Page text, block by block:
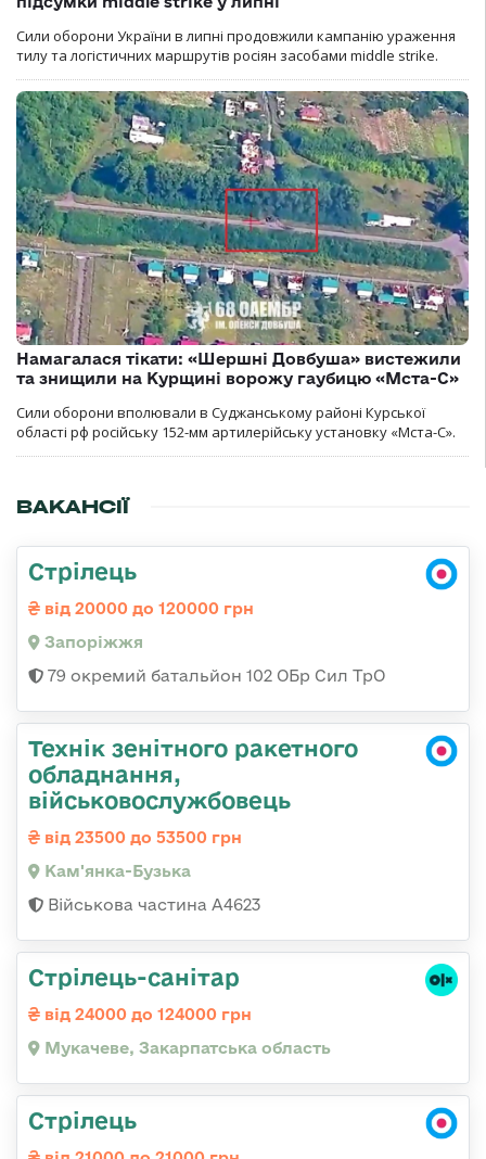
Сили оборони України в липні продовжили кампанію ураження
тилу та логістичних маршрутів росіян засобами middle strike.
Намагалася тікати: «Шершні Довбуша» вистежили
та знищили на Курщині ворожу гаубицю «Мста-С»
Сили оборони вполювали в Суджанському районі Курської
області рф російську 152-мм артилерійську установку «Мста-С».
ВАКАНСІЇ
Стрілець
від 20000 до 120000 грн
Запоріжжя
79 окремий батальйон 102 ОБр Сил ТрО
Технік зенітного ракетного
обладнання,
військовослужбовець
від 23500 до 53500 грн
Кам'янка-Бузька
Військова частина А4623
Стрілець-санітар
від 24000 до 124000 грн
Мукачеве, Закарпатська область
Стрілець